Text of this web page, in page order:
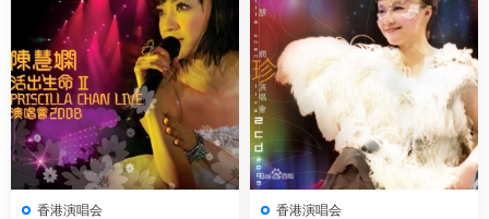
香港演唱会
香港演唱会